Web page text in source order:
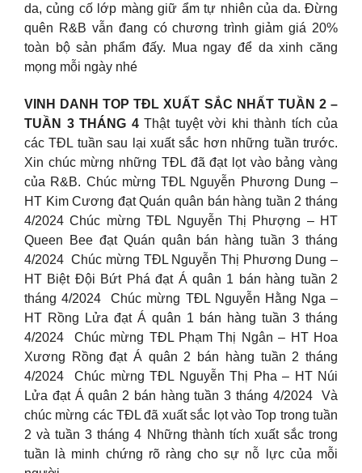
da, củng cố lớp màng giữ ẩm tự nhiên của da. Đừng
quên R&B vẫn đang có chương trình giảm giá 20%
toàn bộ sản phẩm đấy. Mua ngay để da xinh căng
mọng mỗi ngày nhé
VINH DANH TOP TĐL XUẤT SẮC NHẤT TUẦN 2 –
TUẦN 3 THÁNG 4 Thật tuyệt vời khi thành tích của
các TĐL tuần sau lại xuất sắc hơn những tuần trước.
Xin chúc mừng những TĐL đã đạt lọt vào bảng vàng
của R&B. Chúc mừng TĐL Nguyễn Phương Dung –
HT Kim Cương đạt Quán quân bán hàng tuần 2 tháng
4/2024 Chúc mừng TĐL Nguyễn Thị Phượng – HT
Queen Bee đạt Quán quân bán hàng tuần 3 tháng
4/2024 ️ ️Chúc mừng TĐL Nguyễn Thị Phương Dung –
HT Biệt Đội Bứt Phá đạt Á quân 1 bán hàng tuần 2
tháng 4/2024 ️ ️Chúc mừng TĐL Nguyễn Hằng Nga –
HT Rồng Lửa đạt Á quân 1 bán hàng tuần 3 tháng
4/2024 ️ Chúc mừng TĐL Phạm Thị Ngân – HT Hoa
Xương Rồng đạt Á quân 2 bán hàng tuần 2 tháng
4/2024 ️ ️Chúc mừng TĐL Nguyễn Thị Pha – HT Núi
Lửa đạt Á quân 2 bán hàng tuần 3 tháng 4/2024 ️ Và
chúc mừng các TĐL đã xuất sắc lọt vào Top trong tuần
2 và tuần 3 tháng 4 Những thành tích xuất sắc trong
tuần là minh chứng rõ ràng cho sự nỗ lực của mỗi